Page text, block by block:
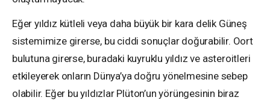
Eğer yıldız kütleli veya daha büyük bir kara delik Güneş
sistemimize girerse, bu ciddi sonuçlar doğurabilir. Oort
bulutuna girerse, buradaki kuyruklu yıldız ve asteroitleri
etkileyerek onların Dünya’ya doğru yönelmesine sebep
olabilir. Eğer bu yıldızlar Plüton’un yörüngesinin biraz